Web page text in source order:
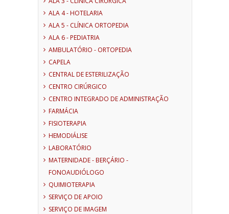
ALA 4 - HOTELARIA
ALA 5 - CLÍNICA ORTOPEDIA
ALA 6 - PEDIATRIA
AMBULATÓRIO - ORTOPEDIA
CAPELA
CENTRAL DE ESTERILIZAÇÃO
CENTRO CIRÚRGICO
CENTRO INTEGRADO DE ADMINISTRAÇÃO
FARMÁCIA
FISIOTERAPIA
HEMODIÁLISE
LABORATÓRIO
MATERNIDADE - BERÇÁRIO -
FONOAUDIÓLOGO
QUIMIOTERAPIA
SERVIÇO DE APOIO
SERVIÇO DE IMAGEM